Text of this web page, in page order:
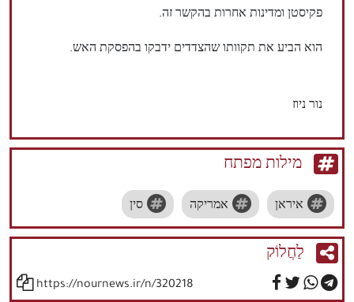
פקיסטן ומדינות אחרות בהקשר זה.
הוא הביע את תקוותו שהצדדים ידבקו בהפסקת האש.
נור ניוז
מילות מפתח
איראן אמריקה סין
לַחֲלוֹק
https://nournews.ir/n/320218